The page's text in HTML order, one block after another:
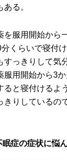
る。
を服用開始から
くらいで寝付
っきりして気
服用開始から3
と寝付けるよ
きりしているの
症の症状に悩